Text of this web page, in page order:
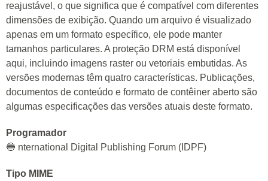
reajustável, o que significa que é compatível com diferentes
dimensões de exibição. Quando um arquivo é visualizado
apenas em um formato específico, ele pode manter
tamanhos particulares. A proteção DRM está disponível
aqui, incluindo imagens raster ou vetoriais embutidas. As
versões modernas têm quatro características. Publicações,
documentos de conteúdo e formato de contêiner aberto são
algumas especificações das versões atuais deste formato.
Programador
🔵 nternational Digital Publishing Forum (IDPF)
Tipo MIME